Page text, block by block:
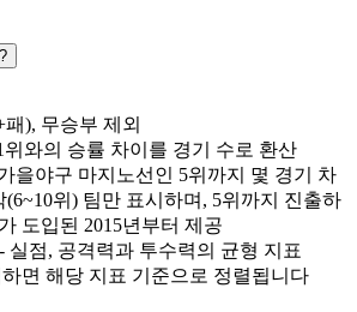
?
패), 무승부 제외
위와의 승률 차이를 경기 수로 환산
을야구 마지노선인 5위까지 몇 경기 차
(6~10위) 팀만 표시하며, 5위까지 진출하
도입된 2015년부터 제공
실점, 공격력과 투수력의 균형 지표
면 해당 지표 기준으로 정렬됩니다